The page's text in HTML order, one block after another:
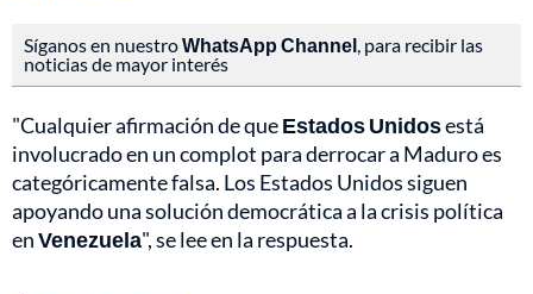
Síganos en nuestroWhatsApp Channel , para recibir las
noticias de mayor interés
"Cualquier afirmación de queEstados Unidosestá
involucrado en un complot para derrocar a Maduro es
categóricamente falsa. Los Estados Unidos siguen
apoyando una solución democrática a la crisis política
enVenezuela", se lee en la respuesta.